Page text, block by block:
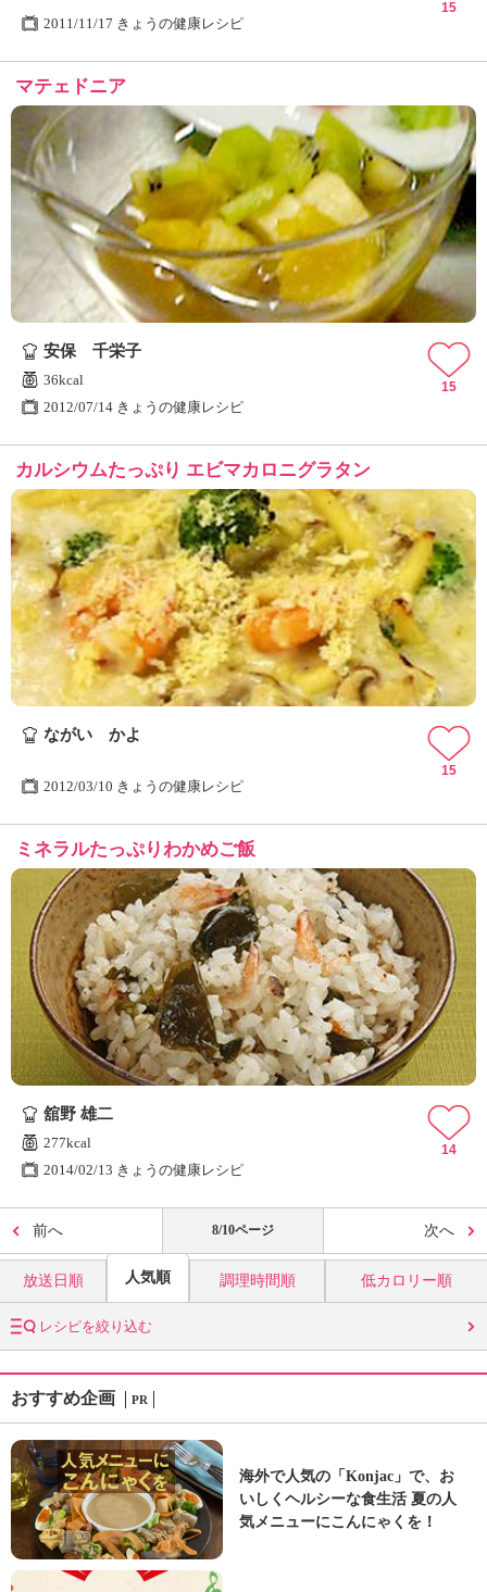
2011/11/17 きょうの健康レシピ
15
マテェドニア
安保 千栄子
36kcal
2012/07/14 きょうの健康レシピ
15
カルシウムたっぷり エビマカロニグラタン
ながい かよ
2012/03/10 きょうの健康レシピ
15
ミネラルたっぷりわかめご飯
舘野 雄二
277kcal
2014/02/13 きょうの健康レシピ
14
前へ 8/10ページ 次へ
放送日順 人気順 調理時間順 低カロリー順
レシピを絞り込む
おすすめ企画 PR
海外で人気の「Konjac」で、お
いしくヘルシーな食生活 夏の人
気メニューにこんにゃくを！